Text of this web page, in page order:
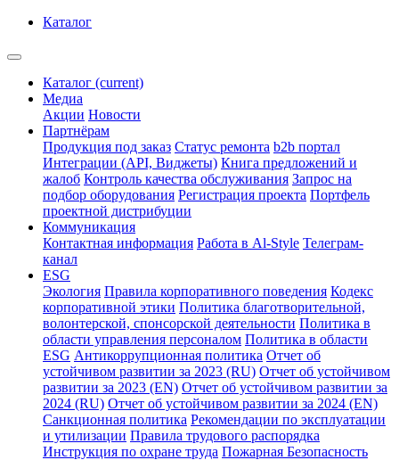
Каталог
Каталог (current)
Медиа
Акции Новости
Партнёрам
Продукция под заказ Статус ремонта b2b портал
Интеграции (API, Виджеты) Книга предложений и
жалоб Контроль качества обслуживания Запрос на
подбор оборудования Регистрация проекта Портфель
проектной дистрибуции
Коммуникация
Контактная информация Работа в Al-Style Телеграм-
канал
ESG
Экология Правила корпоративного поведения Кодекс
корпоративной этики Политика благотворительной,
волонтерской, спонсорской деятельности Политика в
области управления персоналом Политика в области
ESG Антикоррупционная политика Отчет об
устойчивом развитии за 2023 (RU) Отчет об устойчивом
развитии за 2023 (EN) Отчет об устойчивом развитии за
2024 (RU) Отчет об устойчивом развитии за 2024 (EN)
Санкционная политика Рекомендации по эксплуатации
и утилизации Правила трудового распорядка
Инструкция по охране труда Пожарная Безопасность